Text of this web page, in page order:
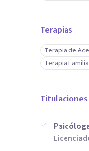
Terapias
Terapia de
Terapia
Titulaciones